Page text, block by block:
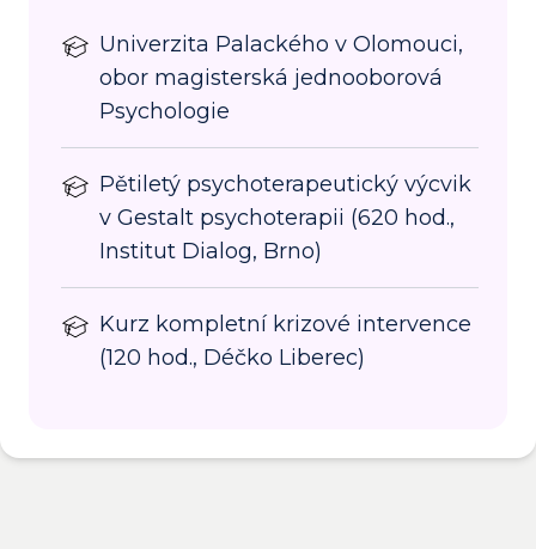
Univerzita Palackého v Olomouci,
obor magisterská jednooborová
Psychologie
Pětiletý psychoterapeutický výcvik
v Gestalt psychoterapii (620 hod.,
Institut Dialog, Brno)
Kurz kompletní krizové intervence
(120 hod., Déčko Liberec)